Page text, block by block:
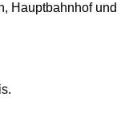
Hauptbahnhof und